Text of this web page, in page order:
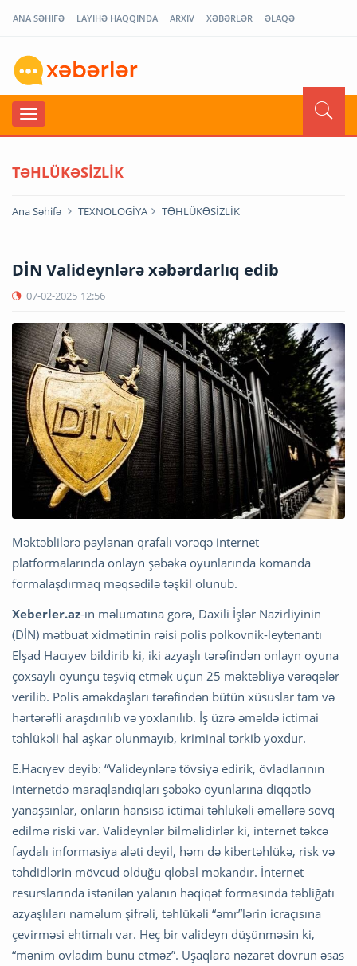
ANA SƏHİFƏ LAYİHƏ HAQQINDA ARXİV XƏBƏRLƏR ƏLAQƏ
TƏHLÜKƏSİZLİK
Ana Səhifə TEXNOLOGİYA TƏHLÜKƏSİZLİK
DİN Valideynlərə xəbərdarlıq edib
07-02-2025 12:56
Məktəblilərə paylanan qrafalı vərəqə internet
platformalarında onlayn şəbəkə oyunlarında komanda
formalaşdırmaq məqsədilə təşkil olunub.
Xeberler.az-ın məlumatına görə, Daxili İşlər Nazirliyinin
(DİN) mətbuat xidmətinin rəisi polis polkovnik-leytenantı
Elşad Hacıyev bildirib ki, iki azyaşlı tərəfindən onlayn oyuna
çoxsaylı oyunçu təşviq etmək üçün 25 məktəbliyə vərəqələr
verilib. Polis əməkdaşları tərəfindən bütün xüsuslar tam və
hərtərəfli araşdırılıb və yoxlanılıb. İş üzrə əməldə ictimai
təhlükəli hal aşkar olunmayıb, kriminal tərkib yoxdur.
E.Hacıyev deyib: “Valideynlərə tövsiyə edirik, övladlarının
internetdə maraqlandıqları şəbəkə oyunlarına diqqətlə
yanaşsınlar, onların hansısa ictimai təhlükəli əməllərə sövq
edilmə riski var. Valideynlər bilməlidirlər ki, internet təkcə
faydalı informasiya aləti deyil, həm də kibertəhlükə, risk və
təhdidlərin mövcud olduğu qlobal məkandır. İnternet
resurslarında istənilən yalanın həqiqət formasında təbliğatı
azyaşlıları naməlum şifrəli, təhlükəli “əmr”lərin icraçısına
çevirməsi ehtimalı var. Heç bir valideyn düşünməsin ki,
“mənim övladım bunu etməz”. Uşaqlara nəzarət dövrün əsas